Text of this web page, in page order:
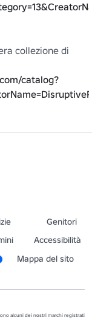
collezione di
catalog?
Genitori
Accessibilità
Mappa del sito
alcuni dei nostri marchi registrati